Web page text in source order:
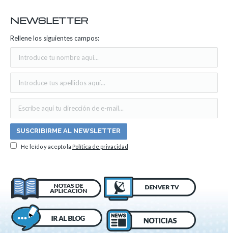
NEWSLETTER
Rellene los siguientes campos:
He leído y acepto la Política de privacidad